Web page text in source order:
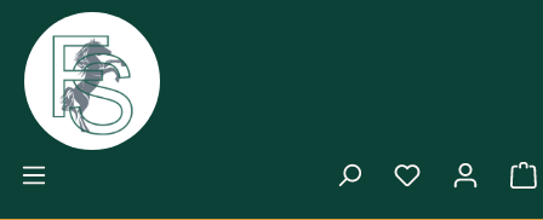
Zum Hauptinhalt springen